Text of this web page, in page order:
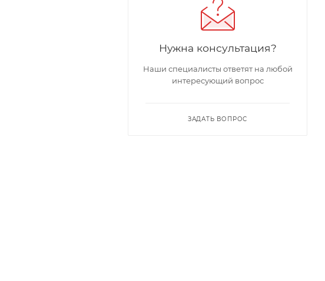
Нужна консультация?
Наши специалисты ответят на любой
интересующий вопрос
ЗАДАТЬ ВОПРОС